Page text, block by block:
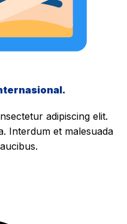
adipiscing elit.
Interdum et malesuada